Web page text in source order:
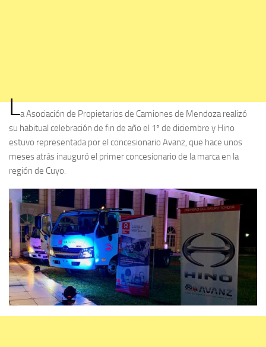
La Asociación de Propietarios de Camiones de Mendoza realizó
su habitual celebración de fin de año el 1º de diciembre y Hino
estuvo representada por el concesionario Avanz, que hace unos
meses atrás inauguró el primer concesionario de la marca en la
región de Cuyo.